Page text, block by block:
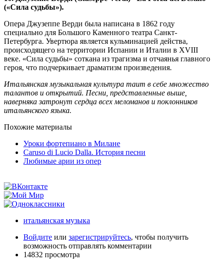
(«Сила судьбы»).
Опера Джузеппе Верди была написана в 1862 году
специально для Большого Каменного театра Санкт-
Петербурга. Увертюра является кульминацией действа,
происходящего на территории Испании и Италии в XVIII
веке. «Сила судьбы» соткана из трагизма и отчаянья главного
героя, что подчеркивает драматизм произведения.
Итальянская музыкальная культура таит в себе множество
талантов и открытий. Песни, представленные выше,
наверняка затронут сердца всех меломанов и поклонников
итальянского языка.
Похожие материалы
Уроки фортепиано в Милане
Сaruso di Lucio Dalla. История песни
Любимые арии из опер
итальянская музыка
Войдите или зарегистрируйтесь, чтобы получить
возможность отправлять комментарии
14832 просмотра